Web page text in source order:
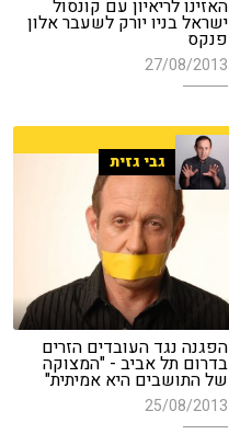
האזינו לריאיון עם קונסול
ישראל בניו יורק לשעבר אלון
פנקס
27/08/2013
גבי גזית
הפגנה נגד העובדים הזרים
בדרום תל אביב - "המצוקה
של התושבים היא אמיתית"
25/08/2013